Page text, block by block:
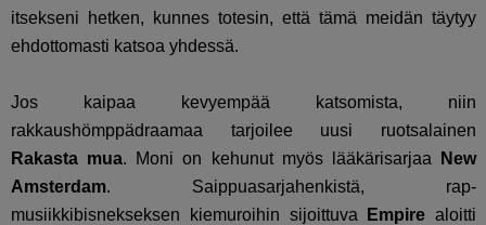
itsekseni hetken, kunnes totesin, että tämä meidän täytyy
ehdottomasti katsoa yhdessä.
Jos kaipaa kevyempää katsomista, niin
rakkaushömppädraamaa tarjoilee uusi ruotsalainen
Rakasta mua. Moni on kehunut myös lääkärisarjaa
New
Amsterdam. Saippuasarjahenkistä, rap-
musiikkibisnekseksen kiemuroihin sijoittuva
Empire aloitti